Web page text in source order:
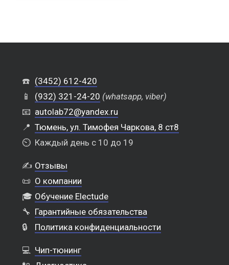
☎️ (3452) 612-420
📱
(932) 321-24-20 (whatsapp, viber)
📧 autolab72@yandex.ru
📍 Тюмень, ул. Тимофея Чаркова, 8 ст8
⏲️ Каждый день с 10 до 19
✍️ Отзывы
📜 О компании
🎓 Обучение Electude
🔧 Гарантийные обязательства
🔒
Политика конфиденциальности
💻 Чип-тюнинг